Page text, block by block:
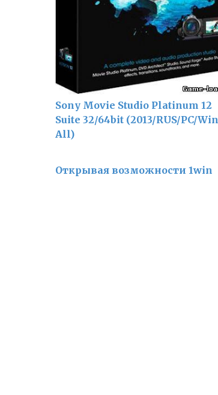
Sony Movie Studio Platinum 12
Suite 32/64bit (2013/RUS/PC/Win
All)
Открывая возможности 1win